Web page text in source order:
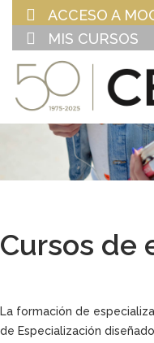
ACCESO A
MIS CURSOS
Cursos de
La formación de
de Especialización